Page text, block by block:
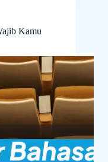
Kamu